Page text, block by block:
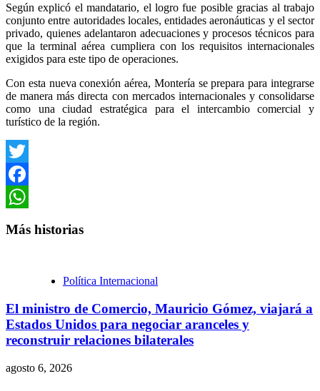
Según explicó el mandatario, el logro fue posible gracias al trabajo
conjunto entre autoridades locales, entidades aeronáuticas y el sector
privado, quienes adelantaron adecuaciones y procesos técnicos para
que la terminal aérea cumpliera con los requisitos internacionales
exigidos para este tipo de operaciones.
Con esta nueva conexión aérea, Montería se prepara para integrarse
de manera más directa con mercados internacionales y consolidarse
como una ciudad estratégica para el intercambio comercial y
turístico de la región.
Twitter
Facebook
Más historias
Política Internacional
El ministro de Comercio, Mauricio Gómez, viajará a
Estados Unidos para negociar aranceles y
reconstruir relaciones bilaterales
agosto 6, 2026